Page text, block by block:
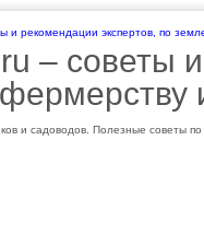
– cоветы
и садоводов. Полезные советы